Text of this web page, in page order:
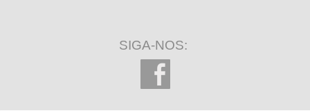
SIGA-NOS: